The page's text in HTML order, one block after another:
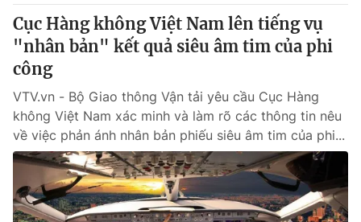
Cục Hàng không Việt Nam lên tiếng vụ
"nhân bản" kết quả siêu âm tim của phi
công
VTV.vn - Bộ Giao thông Vận tải yêu cầu Cục Hàng
không Việt Nam xác minh và làm rõ các thông tin nêu
về việc phản ánh nhân bản phiếu siêu âm tim của phi...